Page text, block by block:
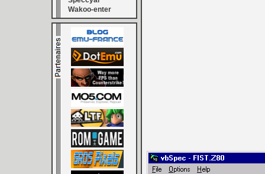
Wakoo-enter